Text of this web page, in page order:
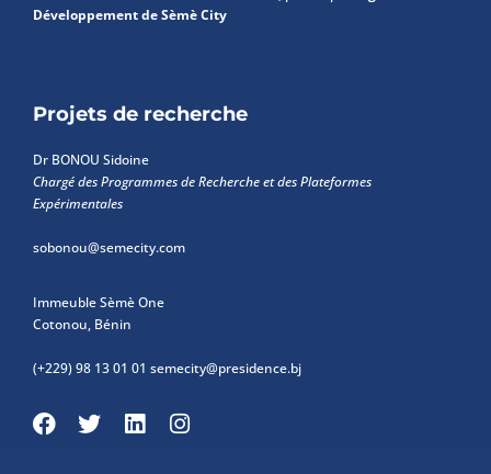
Développement de Sèmè City
Projets de recherche
Dr BONOU Sidoine
Chargé des Programmes de Recherche et des Plateformes
Expérimentales
sobonou@semecity.com
Immeuble Sèmè One
Cotonou, Bénin
(+229) 98 13 01 01 semecity@presidence.bj